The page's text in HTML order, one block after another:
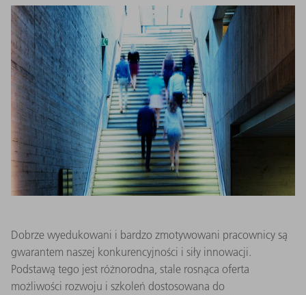
Dobrze wyedukowani i bardzo zmotywowani pracownicy są
gwarantem naszej konkurencyjności i siły innowacji.
Podstawą tego jest różnorodna, stale rosnąca oferta
możliwości rozwoju i szkoleń dostosowana do